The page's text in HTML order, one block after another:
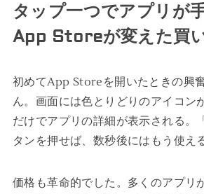
タップ一つでアプリが
App Storeが変えた買
初めてApp Storeを開いたときの興
ん。画面には色とりどりのアイコン
だけでアプリの詳細が表示される。
タンを押せば、数秒後にはもう使え
価格も革命的でした。多くのアプリ